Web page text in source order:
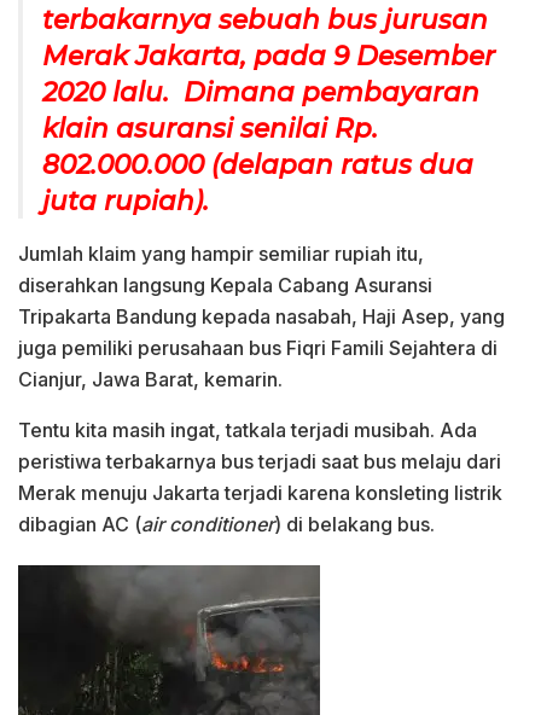
terbakarnya sebuah bus jurusan
Merak Jakarta, pada 9 Desember
2020 lalu. Dimana pembayaran
klain asuransi senilai Rp.
802.000.000 (delapan ratus dua
juta rupiah).
Jumlah klaim yang hampir semiliar rupiah itu,
diserahkan langsung Kepala Cabang Asuransi
Tripakarta Bandung kepada nasabah, Haji Asep, yang
juga pemiliki perusahaan bus Fiqri Famili Sejahtera di
Cianjur, Jawa Barat, kemarin.
Tentu kita masih ingat, tatkala terjadi musibah. Ada
peristiwa terbakarnya bus terjadi saat bus melaju dari
Merak menuju Jakarta terjadi karena konsleting listrik
dibagian AC (air conditioner) di belakang bus.